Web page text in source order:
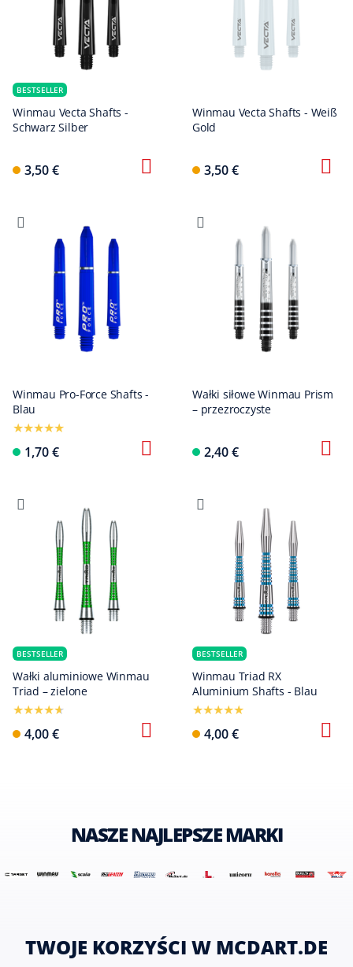
BESTSELLER
Winmau Vecta Shafts -
Schwarz Silber
3,50 €
Winmau Vecta Shafts - Weiß
Gold
3,50 €
Winmau Pro-Force Shafts -
Blau
1,70 €
Wałki siłowe Winmau Prism
– przezroczyste
2,40 €
BESTSELLER
Wałki aluminiowe Winmau
Triad – zielone
4,00 €
BESTSELLER
Winmau Triad RX
Aluminium Shafts - Blau
4,00 €
NASZE NAJLEPSZE MARKI
TWOJE KORZYŚCI W MCDART.DE